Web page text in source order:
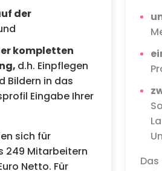
der
kompletten
d.h. Einpflegen
Bildern in das
Eingabe Ihrer
sich für
249 Mitarbeitern
Netto. Für